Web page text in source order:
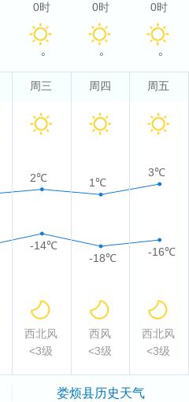
0时
°
0时
°
0时
°
周三 周四 周五
2℃ 1℃
3℃
-14℃
-18℃
-16℃
西北风 西风
西北风
<3级 <3级 <3级
娄烦县历史天气